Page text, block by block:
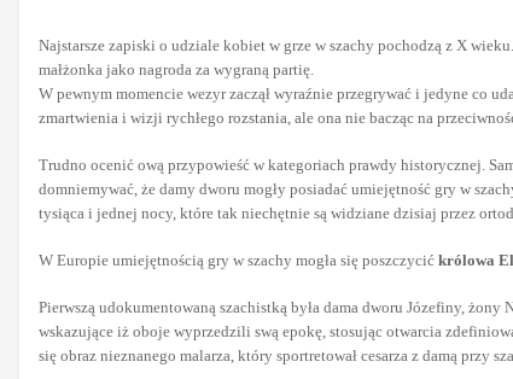
Najstarsze zapiski o udziale kobiet w grze w szachy pochodzą z X
małżonka jako nagroda za wygraną partię.
W pewnym momencie wezyr zaczął wyraźnie przegrywać i jedyne co
zmartwienia i wizji rychłego rozstania, ale ona nie bacząc na
Trudno ocenić ową przypowieść w kategoriach prawdy historycznej.
domniemywać, że damy dworu mogły posiadać umiejętność gry w
tysiąca i jednej nocy, które tak niechętnie są widziane dzisiaj przez
W Europie umiejętnością gry w szachy mogła się poszczycić królowa
Pierwszą udokumentowaną szachistką była dama dworu Józefiny, żony
wskazujące iż oboje wyprzedzili swą epokę, stosując otwarcia
się obraz nieznanego malarza, który sportretował cesarza z damą przy